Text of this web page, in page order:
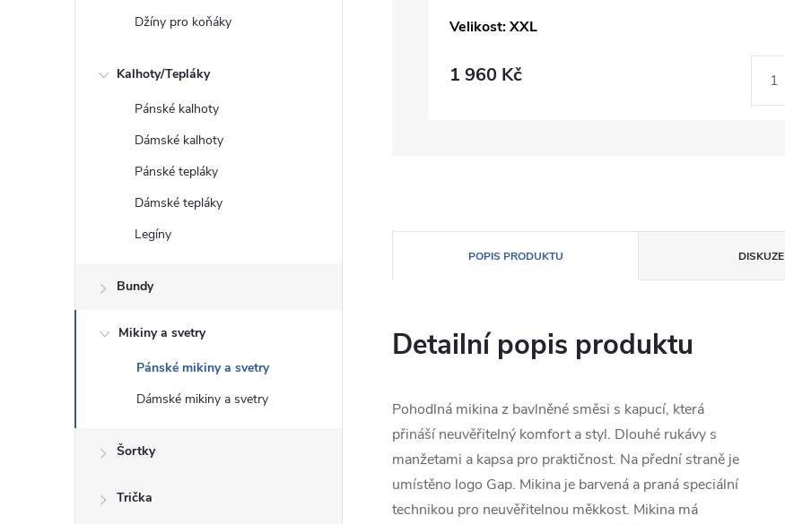
Džíny pro koňáky
Kalhoty/Tepláky
Pánské kalhoty
Dámské kalhoty
Pánské tepláky
Dámské tepláky
Legíny
Bundy
Mikiny a svetry
Pánské mikiny a svetry
Dámské mikiny a svetry
Šortky
Trička
Velikost: XXL
1 960 Kč
POPIS PRODUKTU DISKUZE
Detailní popis produktu
Pohodlná mikina z bavlněné směsi s kapucí, která
přináší neuvěřitelný komfort a styl. Dlouhé rukávy s
manžetami a kapsa pro praktičnost. Na přední straně je
umístěno logo Gap. Mikina je barvená a praná speciální
technikou pro neuvěřitelnou měkkost. Mikina má